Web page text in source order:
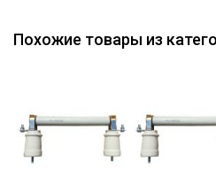
Похожие товары из